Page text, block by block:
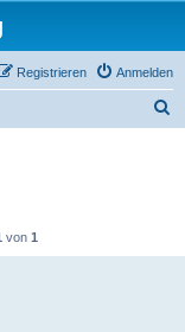
Anmelden
Registrieren
von 1